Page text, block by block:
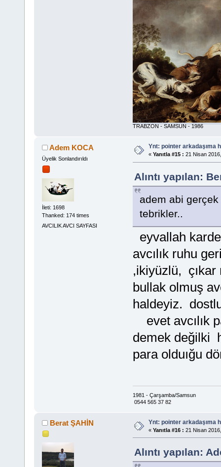
TRABZON - SAMSUN - 1986
Adem KOCA
Üyelik Sonlandırıldı
İleti: 1698
Thanked: 174 times
AVCILIK AVCI SAYFASI
Ynt: pointer arkadaşıma
« Yanıtla #15 : 21 Nisan
Alıntı yapılan:
adem abi gerçek
tebrikler..
eyvallah
avcılık ruhu
,ikiyüzlü,
bullak olmuş
haldeyiz.
evet avcılık
demek değilki
para olduığu
1981 - Çarşamba/Samsun
0544 565 37 82
Berat ŞAHİN Ynt: pointer arkadaşıma
« Yanıtla #16 : 21 Nisan
Alıntı yapılan: